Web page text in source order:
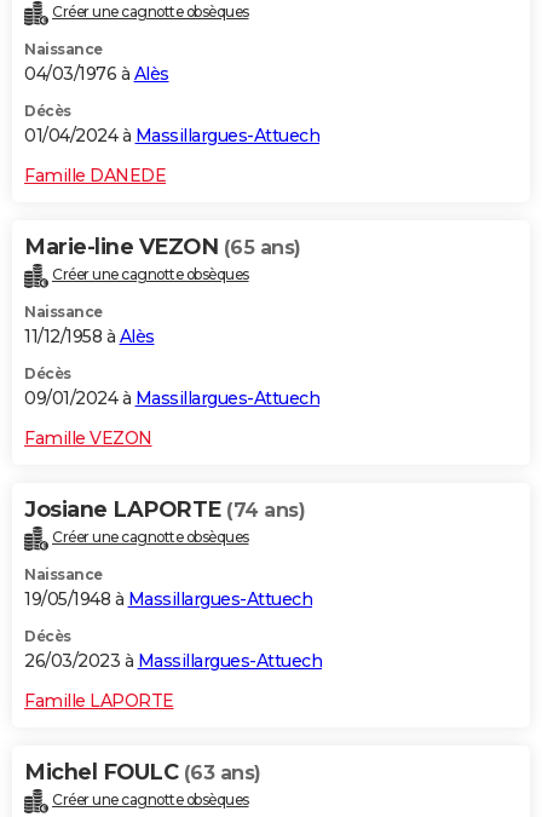
Créer une cagnotte obsèques
Naissance
04/03/1976 à Alès
Décès
01/04/2024 à Massillargues-Attuech
Famille DANEDE
Marie-line VEZON (65 ans)
Créer une cagnotte obsèques
Naissance
11/12/1958 à Alès
Décès
09/01/2024 à Massillargues-Attuech
Famille VEZON
Josiane LAPORTE (74 ans)
Créer une cagnotte obsèques
Naissance
19/05/1948 à Massillargues-Attuech
Décès
26/03/2023 à Massillargues-Attuech
Famille LAPORTE
Michel FOULC (63 ans)
Créer une cagnotte obsèques